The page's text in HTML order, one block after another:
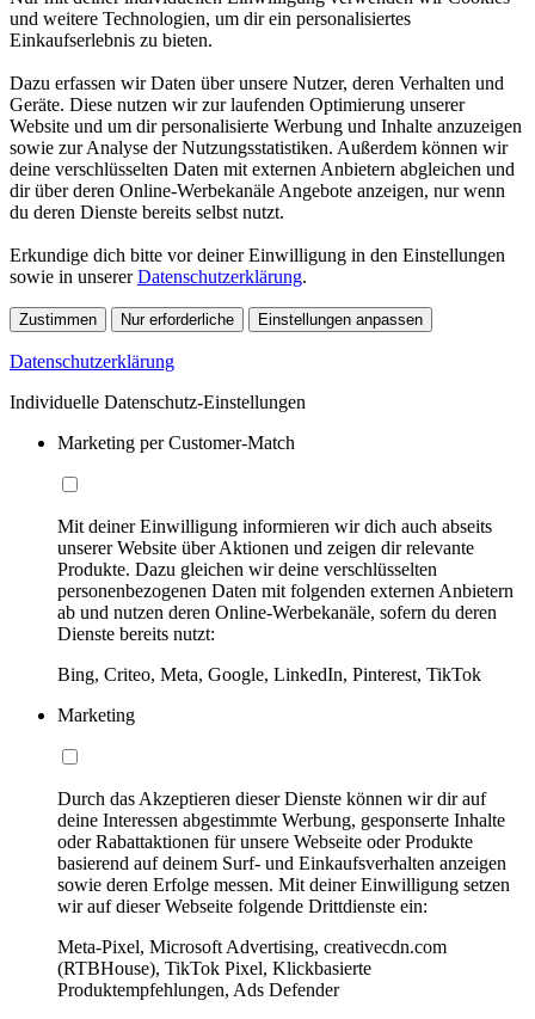
und weitere Technologien, um dir ein personalisiertes
Einkaufserlebnis zu bieten.
Dazu erfassen wir Daten über unsere Nutzer, deren Verhalten und
Geräte. Diese nutzen wir zur laufenden Optimierung unserer
Website und um dir personalisierte Werbung und Inhalte anzuzeigen
sowie zur Analyse der Nutzungsstatistiken. Außerdem können wir
deine verschlüsselten Daten mit externen Anbietern abgleichen und
dir über deren Online-Werbekanäle Angebote anzeigen, nur wenn
du deren Dienste bereits selbst nutzt.
Erkundige dich bitte vor deiner Einwilligung in den Einstellungen
sowie in unsererDatenschutzerklärung.
Zustimmen Nur erforderliche Einstellungen anpassen
Datenschutzerklärung
Individuelle Datenschutz-Einstellungen
Marketing per Customer-Match
Mit deiner Einwilligung informieren wir dich auch abseits
unserer Website über Aktionen und zeigen dir relevante
Produkte. Dazu gleichen wir deine verschlüsselten
personenbezogenen Daten mit folgenden externen Anbietern
ab und nutzen deren Online-Werbekanäle, sofern du deren
Dienste bereits nutzt:
Bing, Criteo, Meta, Google, LinkedIn, Pinterest, TikTok
Marketing
Durch das Akzeptieren dieser Dienste können wir dir auf
deine Interessen abgestimmte Werbung, gesponserte Inhalte
oder Rabattaktionen für unsere Webseite oder Produkte
basierend auf deinem Surf- und Einkaufsverhalten anzeigen
sowie deren Erfolge messen. Mit deiner Einwilligung setzen
wir auf dieser Webseite folgende Drittdienste ein:
Meta-Pixel, Microsoft Advertising, creativecdn.com
(RTBHouse), TikTok Pixel, Klickbasierte
Produktempfehlungen, Ads Defender